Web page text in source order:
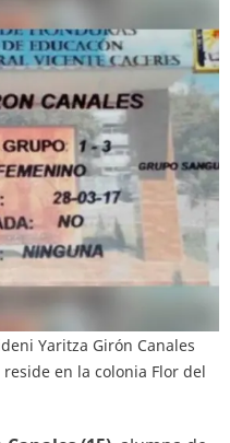
Yaritza Girón Canales
en la colonia Flor del